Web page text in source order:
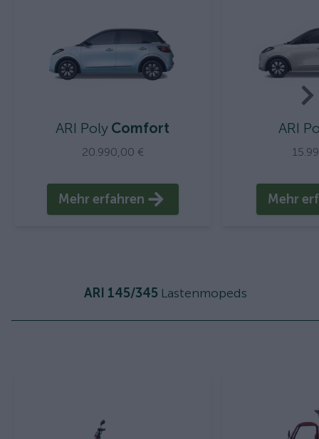
ARI Poly Comfort
20.990,00 €
Mehr erfahren
ARI
Mehr
ARI 145/345 Lastenmopeds